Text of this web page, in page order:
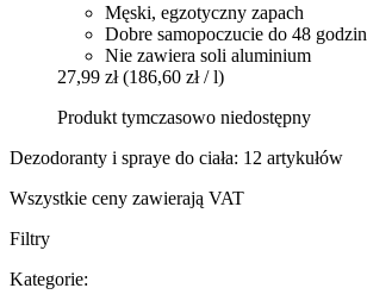
Męski, egzotyczny zapach
Dobre samopoczucie do 48 godzin
Nie zawiera soli aluminium
27,99 zł (186,60 zł / l)
Produkt tymczasowo niedostępny
Dezodoranty i spraye do ciała: 12 artykułów
Wszystkie ceny zawierają VAT
Filtry
Kategorie: